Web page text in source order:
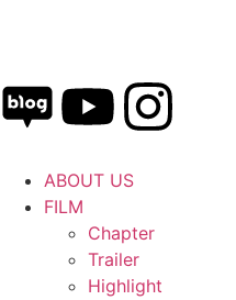
ABOUT US
FILM
Chapter
Trailer
Highlight